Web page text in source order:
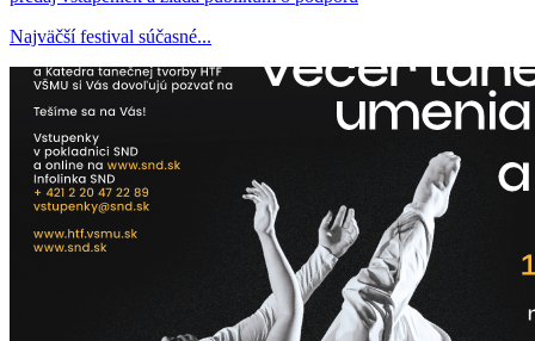
Najväčší festival súčasné...